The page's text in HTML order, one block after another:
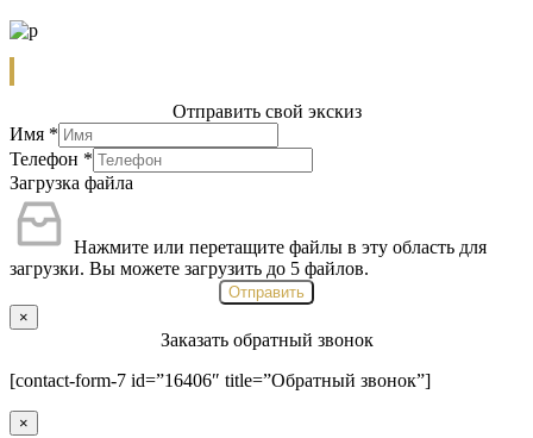
Отправить свой экскиз
Имя *
Телефон *
Загрузка файла
Нажмите или перетащите файлы в эту область для
загрузки. Вы можете загрузить до 5 файлов.
Отправить
×
Заказать обратный звонок
[contact-form-7 id=”16406″ title=”Обратный звонок”]
×